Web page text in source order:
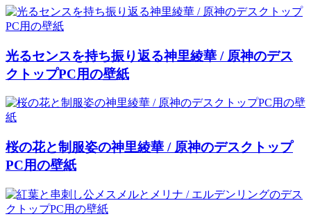
光るセンスを持ち振り返る神里綾華 / 原神のデス
クトップPC用の壁紙
桜の花と制服姿の神里綾華 / 原神のデスクトップ
PC用の壁紙